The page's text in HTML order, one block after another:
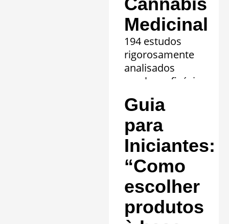
Medicinal
194 estudos
rigorosamente
analisados
revelam eficácia
comprovada em
20 quadros
clínicos.
Saiba mais »
Guia
para
Iniciantes:
“Como
escolher
produtos